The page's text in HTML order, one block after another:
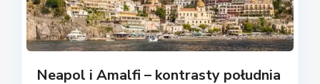
Neapol i Amalfi – kontrasty południa